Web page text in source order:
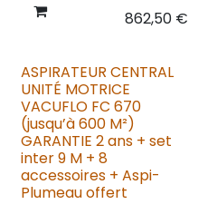
862,50€
ASPIRATEUR CENTRAL
UNITÉ MOTRICE
VACUFLO FC 670
(jusqu’à 600 M²)
GARANTIE 2 ans + set
inter 9 M + 8
accessoires + Aspi-
Plumeau offert